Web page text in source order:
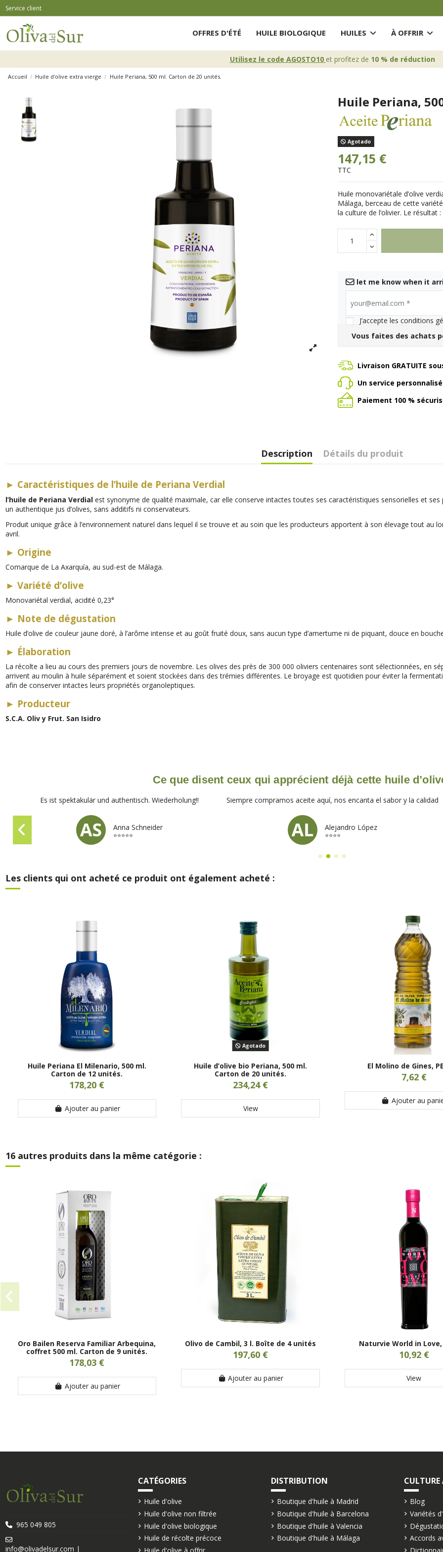
Service client
OFFRES D'ÉTÉ HUILE BIOLOGIQUE HUILES À OFFRIR
Utilisez le code AGOSTO10 et profitez de 10 % de réduction
Accueil Huile d'olive extra vierge Huile Periana, 500 ml. Carton de 20 unités.
Huile Periana,
Agotado
147,15 €
TTC
Huile monovariétale d’olive
Málaga, berceau de cette
la culture de l’olivier. Le
let me know when it
your@email.com *
J’accepte les conditions
Vous faites des achats
Livraison GRATUITE
Un service
Paiement 100 %
Description Détails du produit
► Caractéristiques de l’huile de Periana Verdial
l’huile de Periana Verdialest synonyme de qualité maximale, car elle conserve intactes toutes ses caractéristiques sensorielles et
un authentique jus d’olives, sans additifs ni conservateurs.
Produit unique grâce à l’environnement naturel dans lequel il se trouve et au soin que les producteurs apportent à son élevage tout au
avril.
► Origine
Comarque de La Axarquía, au sud-est de Málaga.
► Variété d’olive
Monovariétal verdial, acidité 0,23°
► Note de dégustation
Huile d’olive de couleur jaune doré, à l’arôme intense et au goût fruité doux, sans aucun type d’amertume ni de piquant, douce en
► Élaboration
La récolte a lieu au cours des premiers jours de novembre. Les olives des près de 300 000 oliviers centenaires sont sélectionnées, en
arrivent au moulin à huile séparément et soient stockées dans des trémies différentes. Le broyage est quotidien pour éviter la
afin de conserver intactes leurs propriétés organoleptiques.
► Producteur
S.C.A. Oliv y Frut. San Isidro
Ce que disent ceux qui apprécient déjà cette huile
Es ist spektakulär und authentisch. Wiederholung!!
Anna Schneider
⭐⭐⭐⭐⭐
Siempre compramos aceite aquí, nos encanta el sabor y la calidad
Alejandro López
⭐⭐⭐⭐
Les clients qui ont acheté ce produit ont également acheté :
Huile Periana El Milenario, 500 ml.
Carton de 12 unités.
178,20 €
Ajouter au panier
Agotado
Huile d’olive bio Periana, 500 ml.
Carton de 20 unités.
234,24 €
View
El Molino de Gines,
7,62 €
Ajouter au
16 autres produits dans la même catégorie :
Oro Bailen Reserva Familiar Arbequina,
coffret 500 ml. Carton de 9 unités.
178,03 €
Ajouter au panier
Olivo de Cambil, 3 l. Boîte de 4 unités
197,60 €
Ajouter au panier
Naturvie World in Love,
10,92 €
View
965 049 805
info@olivadelsur.com |
CATÉGORIES
Huile d'olive
Huile d'olive non filtrée
Huile d'olive biologique
Huile de récolte précoce
Huile d'olive à offrir
DISTRIBUTION
Boutique d'huile à Madrid
Boutique d'huile à Barcelona
Boutique d'huile à Valencia
Boutique d'huile à Málaga
CULTURE
Blog
Variétés
Accords